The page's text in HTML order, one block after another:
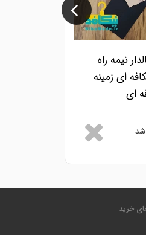
نیمه راه
ای زمینه
ای
شد
خرید